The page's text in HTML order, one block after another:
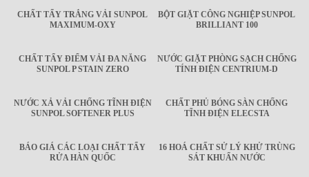
CHẤT TẨY TRẮNG VẢI SUNPOL
MAXIMUM-OXY
BỘT GIẶT CÔNG NGHIỆP SUNPOL
BRILLIANT 100
CHẤT TẨY ĐIỂM VẢI ĐA NĂNG
SUNPOL P STAIN ZERO
NƯỚC GIẶT PHÒNG SẠCH CHỐNG
TÍNH ĐIỆN CENTRIUM-D
NƯỚC XẢ VẢI CHỐNG TĨNH ĐIỆN
SUNPOL SOFTENER PLUS
CHẤT PHỦ BÓNG SÀN CHỐNG
TĨNH ĐIỆN ELECSTA
BÁO GIÁ CÁC LOẠI CHẤT TẨY
RỬA HÀN QUỐC
16 HOÁ CHẤT SỬ LÝ KHỬ TRÙNG
SÁT KHUẨN NƯỚC